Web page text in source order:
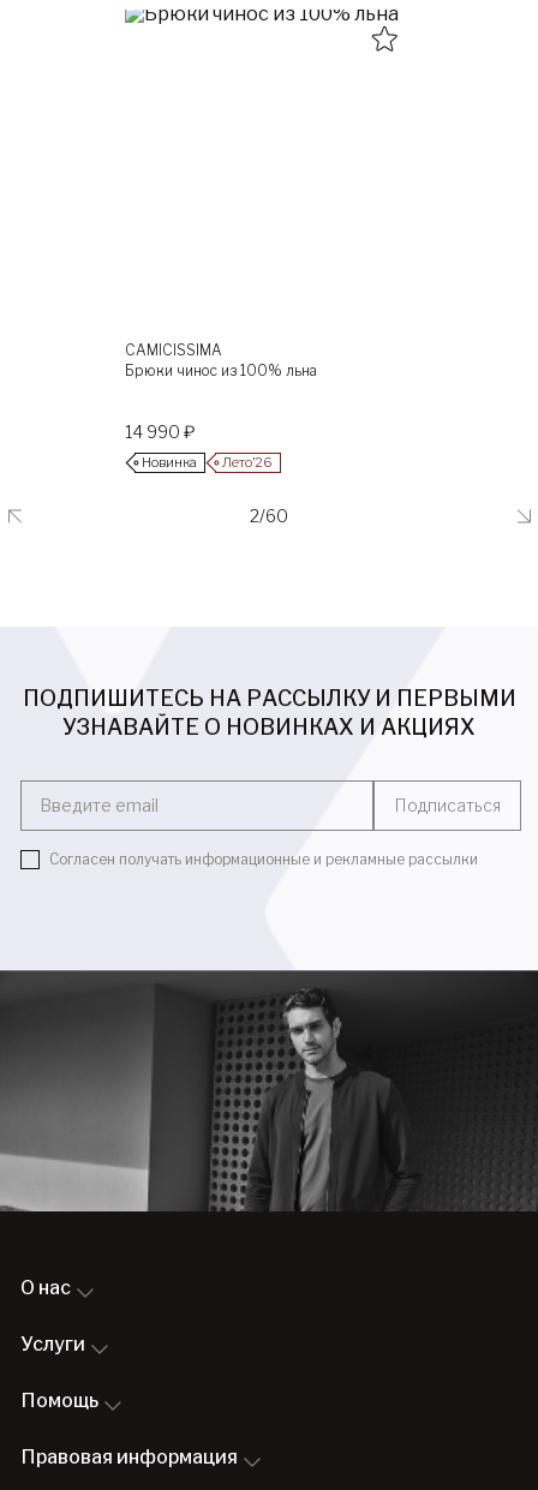
CAMICISSIMA
Брюки чинос из 100% льна
14 990 ₽
Новинка Лето’26
2/60
ПОДПИШИТЕСЬ НА РАССЫЛКУ И ПЕРВЫМИ
УЗНАВАЙТЕ О НОВИНКАХ И АКЦИЯХ
Введите email Подписаться
Согласен получать информационные и рекламные рассылки
О нас
Услуги
Помощь
Правовая информация